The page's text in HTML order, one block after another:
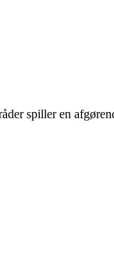
spiller en